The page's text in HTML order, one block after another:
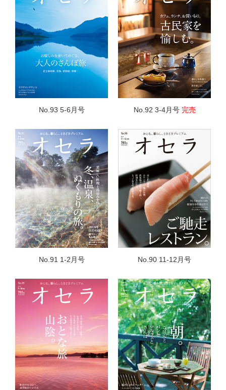
No.93 5-6月号 No.92 3-4月号 完売
No.91 1-2月号 No.90 11-12月号